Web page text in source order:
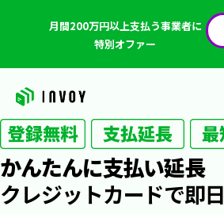
月間200万円以上支払う事業者に
特別オファー
かんたんに支払い延長
クレジットカードで即日